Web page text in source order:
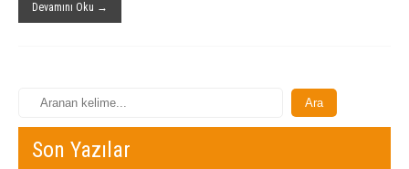
Devamını Oku →
Son Yazılar